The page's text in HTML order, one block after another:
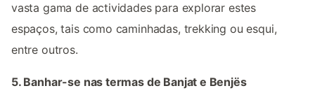
vasta gama de actividades para explorar estes
espaços, tais como caminhadas, trekking ou esqui,
entre outros.
5. Banhar-se nas termas de Banjat e Benjës